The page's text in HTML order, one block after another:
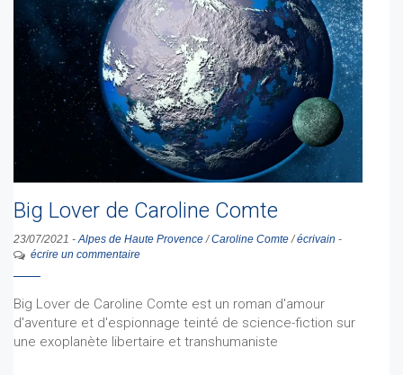
Big Lover de Caroline Comte
23/07/2021 - Alpes de Haute Provence /Caroline Comte /écrivain -
écrire un commentaire
Big Lover de Caroline Comte est un roman d'amour
d'aventure et d'espionnage teinté de science-fiction sur
une exoplanète libertaire et transhumaniste